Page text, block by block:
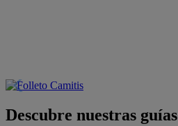
Descubre nuestras guías